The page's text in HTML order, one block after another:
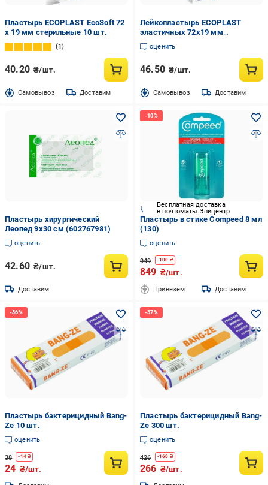
Пластырь ECOPLAST EcoSoft 72
x 19 мм стерильные 10 шт.
1
40.20 ₴/шт.
Cамовывоз Доставим
Лейкопластырь ECOPLAST
эластичных 72х19 мм
нестерильные 8 шт.
оценить
46.50 ₴/шт.
Cамовывоз Доставим
Пластырь хирургический
Леопед 9х30 см (602767981)
оценить
42.60 ₴/шт.
Доставим
Бесплатная доставка
в почтоматы Эпицентр
Пластырь в стике Compeed 8 мл
(130)
оценить
949 -100 ₴
849 ₴/шт.
Привезём Доставим
Пластырь бактерицидный Bang-
Ze 10 шт.
оценить
38 -14 ₴
24 ₴/шт.
Пластырь бактерицидный Bang-
Ze 300 шт.
оценить
426 -160 ₴
266 ₴/шт.